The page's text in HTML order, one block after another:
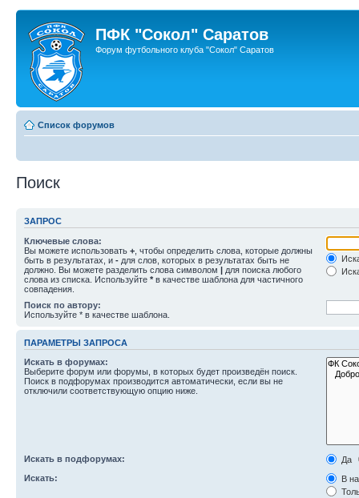
ПФК "Сокол" Саратов
Форум футбольного клуба "Сокол" Саратов
Список форумов
Поиск
ЗАПРОС
Ключевые слова:
Вы можете использовать + , чтобы определить слова, которые должны
быть в результатах, и - для слов, которых в результатах быть не
должно. Вы можете разделить слова символом | для поиска любого
слова из списка. Используйте * в качестве шаблона для частичного
совпадения.
Поиск по автору:
Используйте * в качестве шаблона.
ПАРАМЕТРЫ ЗАПРОСА
Искать в форумах:
Выберите форум или форумы, в которых будет произведён поиск.
Поиск в подфорумах производится автоматически, если вы не
отключили соответствующую опцию ниже.
Искать в подфорумах:
Да
Искать:
В